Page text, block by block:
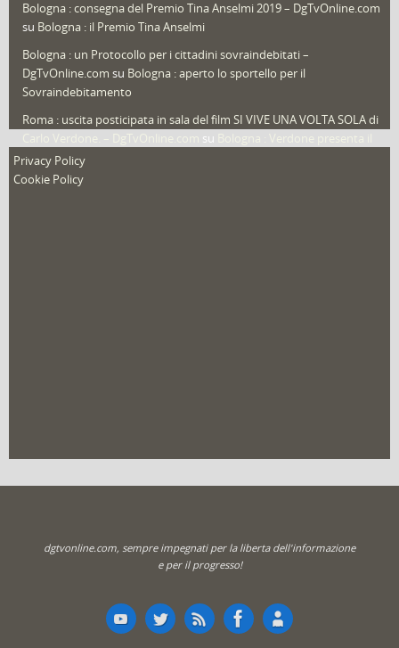
Video (archivio) (263)
Bologna : consegna del Premio Tina Anselmi 2019 – DgTvOnline.com
su Bologna : il Premio Tina Anselmi
Bologna : un Protocollo per i cittadini sovraindebitati –
DgTvOnline.com su Bologna : aperto lo sportello per il
Sovraindebitamento
Roma : uscita posticipata in sala del film SI VIVE UNA VOLTA SOLA di
su
nuovo film
Privacy Policy
Cookie Policy
dgtvonline.com, sempre impegnati per la liberta dell'informazione
e per il progresso!